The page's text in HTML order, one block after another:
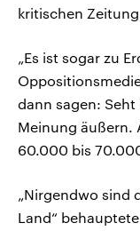
kritischen
„Es ist sogar zu
dann sagen:
Meinung äußern.
60.000 bis
„Nirgendwo sind
Land“